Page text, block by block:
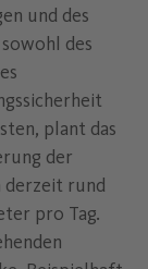
und des
des
plant das
der
derzeit rund
pro Tag.